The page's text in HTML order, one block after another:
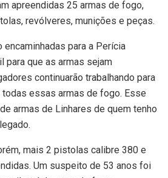
apreendidas 25 armas de fogo,
revólveres, munições e peças.
encaminhadas para a Perícia
para que as armas sejam
continuarão trabalhando para
essas armas de fogo. Esse
armas de Linhares de quem tenho
mais 2 pistolas calibre 380 e
Um suspeito de 53 anos foi